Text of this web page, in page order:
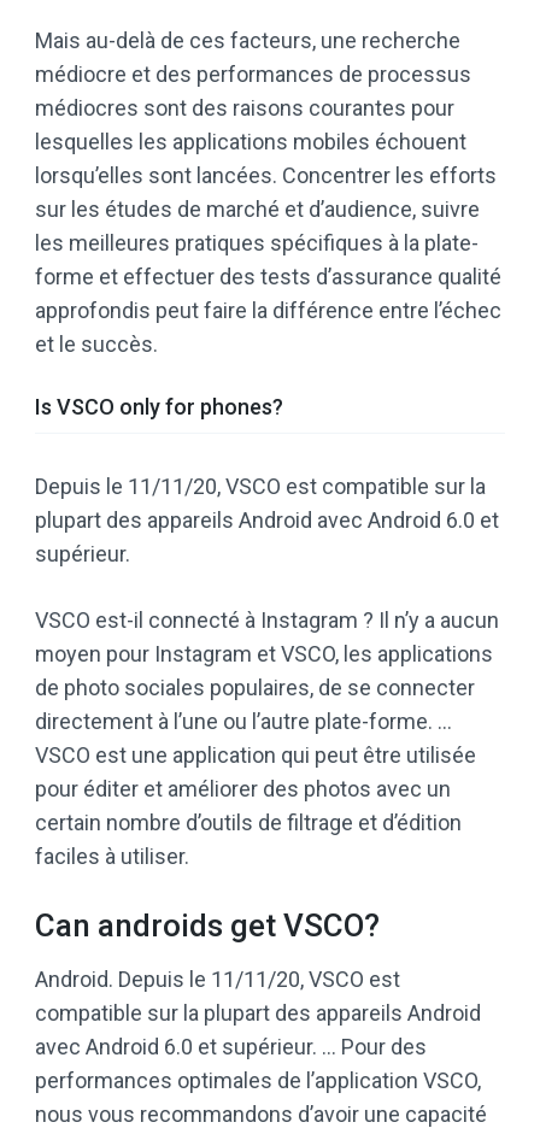
Mais au-delà de ces facteurs, une recherche
médiocre et des performances de processus
médiocres sont des raisons courantes pour
lesquelles les applications mobiles échouent
lorsqu’elles sont lancées. Concentrer les efforts
sur les études de marché et d’audience, suivre
les meilleures pratiques spécifiques à la plate-
forme et effectuer des tests d’assurance qualité
approfondis peut faire la différence entre l’échec
et le succès.
Is VSCO only for phones?
Depuis le 11/11/20, VSCO est compatible sur la
plupart des appareils Android avec Android 6.0 et
supérieur.
VSCO est-il connecté à Instagram ? Il n’y a aucun
moyen pour Instagram et VSCO, les applications
de photo sociales populaires, de se connecter
directement à l’une ou l’autre plate-forme. …
VSCO est une application qui peut être utilisée
pour éditer et améliorer des photos avec un
certain nombre d’outils de filtrage et d’édition
faciles à utiliser.
Can androids get VSCO?
Android. Depuis le 11/11/20, VSCO est
compatible sur la plupart des appareils Android
avec Android 6.0 et supérieur. … Pour des
performances optimales de l’application VSCO,
nous vous recommandons d’avoir une capacité